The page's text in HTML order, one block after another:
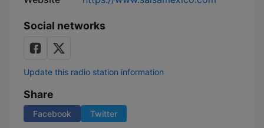
Social networks
Update this radio station information
Share
Facebook Twitter